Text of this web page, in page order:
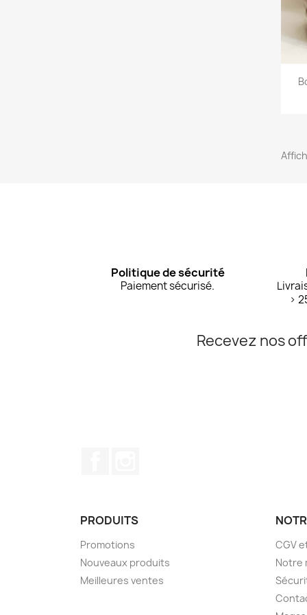
Politique de sécurité
Paiement sécurisé.
>
Recevez nos
PRODUITS
Promotions
Nouveaux produits
Meilleures ventes
CGV
Notre